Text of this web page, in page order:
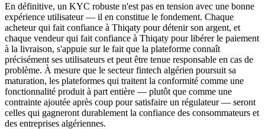
En définitive, un KYC robuste n'est pas en tension avec une bonne
expérience utilisateur — il en constitue le fondement. Chaque
acheteur qui fait confiance à Thiqaty pour détenir son argent, et
chaque vendeur qui fait confiance à Thiqaty pour libérer le paiement
à la livraison, s'appuie sur le fait que la plateforme connaît
précisément ses utilisateurs et peut être tenue responsable en cas de
problème. À mesure que le secteur fintech algérien poursuit sa
maturation, les plateformes qui traitent la conformité comme une
fonctionnalité produit à part entière — plutôt que comme une
contrainte ajoutée après coup pour satisfaire un régulateur — seront
celles qui gagneront durablement la confiance des consommateurs et
des entreprises algériennes.